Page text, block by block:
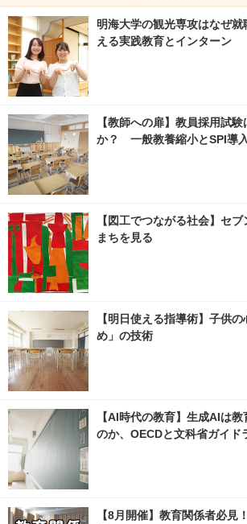
明海大学の観光専攻はなぜ
える実践教育とインターン
【教師への扉】教員採用試
か？ 一般教養縮小とSPI導
【図工でつながる社会】セブ
まちを見る
【明日使える指導術】子供
め」の技術
【AI時代の教育】生成AIは
のか、OECDと文科省ガイド
【8月開催】教育関係者必見